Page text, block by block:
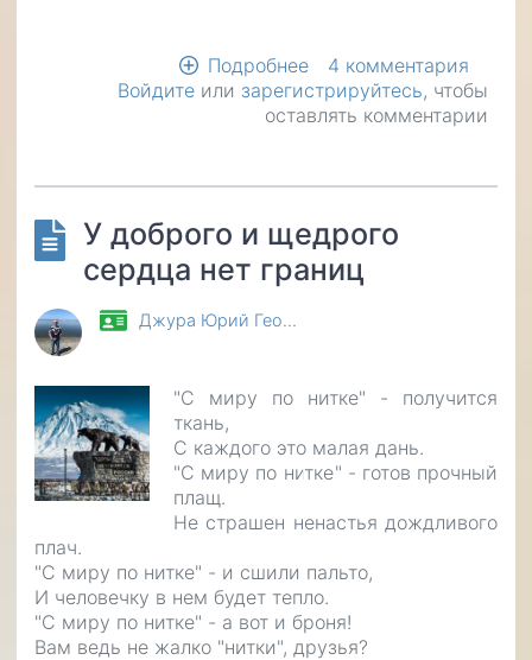
Подробнее
Сбор
денежных
4 комментария
Войдите или зарегистрируйтесь, чтобы
оставлять комментарии
У доброго и щедрого
сердца нет границ
Джура Юрий Гео…
"С миру по нитке" - получится
ткань,
С каждого это малая дань.
"С миру по нитке" - готов прочный
плащ.
Не страшен ненастья дождливого
плач.
"С миру по нитке" - и сшили пальто,
И человечку в нем будет тепло.
"С миру по нитке" - а вот и броня!
Вам ведь не жалко "нитки", друзья?